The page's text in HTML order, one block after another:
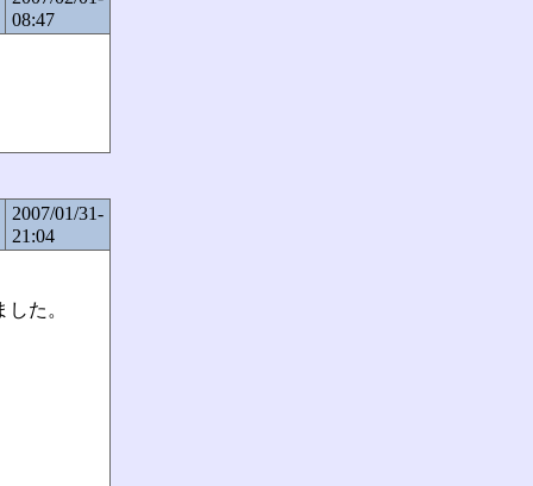
08:47
2007/01/31-
21:04
た。